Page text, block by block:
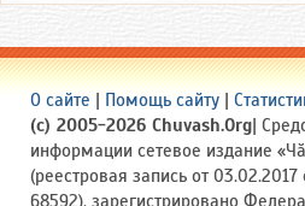
О сайте | Помощь сайту |
(c) 2005-2026 Chuvash.Org|
информации сетевое издание
(реестровая запись от
68592), зарегистрировано